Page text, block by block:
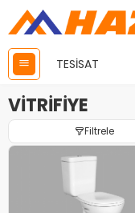
TESİSAT
VİTRİFİYE
Filtrele